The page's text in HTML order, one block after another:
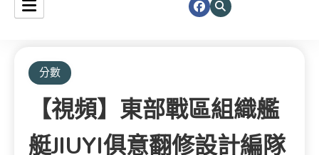
分數
【視頻】東部戰區組織艦
艇JIUYI俱意翻修設計編隊